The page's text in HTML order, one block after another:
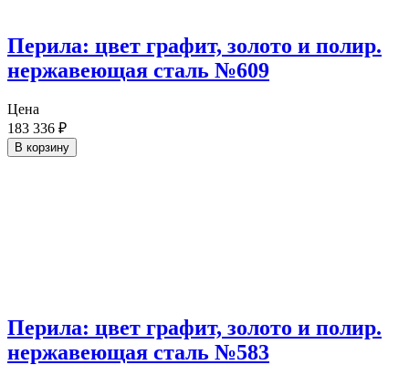
Перила: цвет графит, золото и полир.
нержавеющая сталь №609
Цена
183 336 ₽
В корзину
Перила: цвет графит, золото и полир.
нержавеющая сталь №583